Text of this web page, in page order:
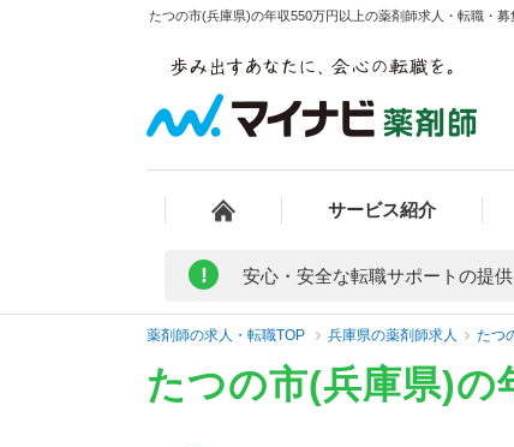
たつの市(兵庫県)の年収550万円以上の薬剤師求人・転職・
サービス紹介
! 安心・安全な転職サポートの提供
薬剤師の求人・転職TOP 兵庫県の薬剤師求人 たつ
たつの市(兵庫県)の